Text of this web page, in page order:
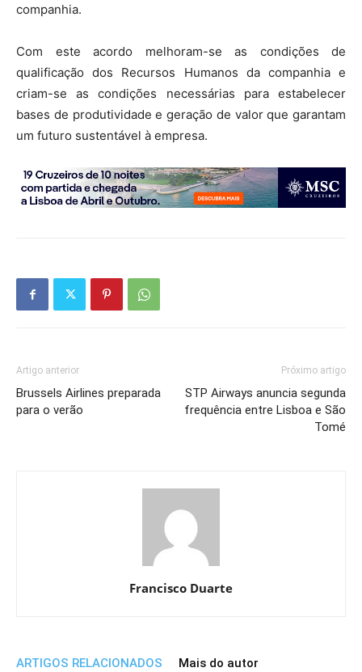
companhia.
Com este acordo melhoram-se as condições de
qualificação dos Recursos Humanos da companhia e
criam-se as condições necessárias para estabelecer
bases de produtividade e geração de valor que garantam
um futuro sustentável à empresa.
Artigo anterior
Brussels Airlines preparada
para o verão
Próximo artigo
STP Airways anuncia segunda
frequência entre Lisboa e São
Tomé
Francisco Duarte
ARTIGOS RELACIONADOS Mais do autor